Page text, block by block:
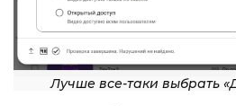
Лучше все-таки выбрать